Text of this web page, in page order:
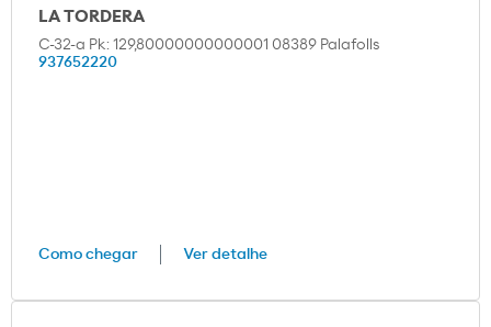
LA TORDERA
C-32-a Pk: 129,80000000000001 08389 Palafolls
937652220
Como chegar Ver detalhe